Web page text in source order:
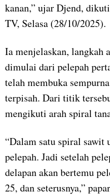
kanan,” ujar Djend,
TV, Selasa (28/10/2025).
Ia menjelaskan, langkah
dimulai dari pelepah
telah membuka
terpisah. Dari titik
mengikuti arah spiral
“Dalam satu spiral sawit
pelepah. Jadi setelah
delapan akan bertemu
25, dan seterusnya,”